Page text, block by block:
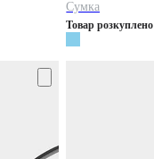
Сумка
Товар розкуплено